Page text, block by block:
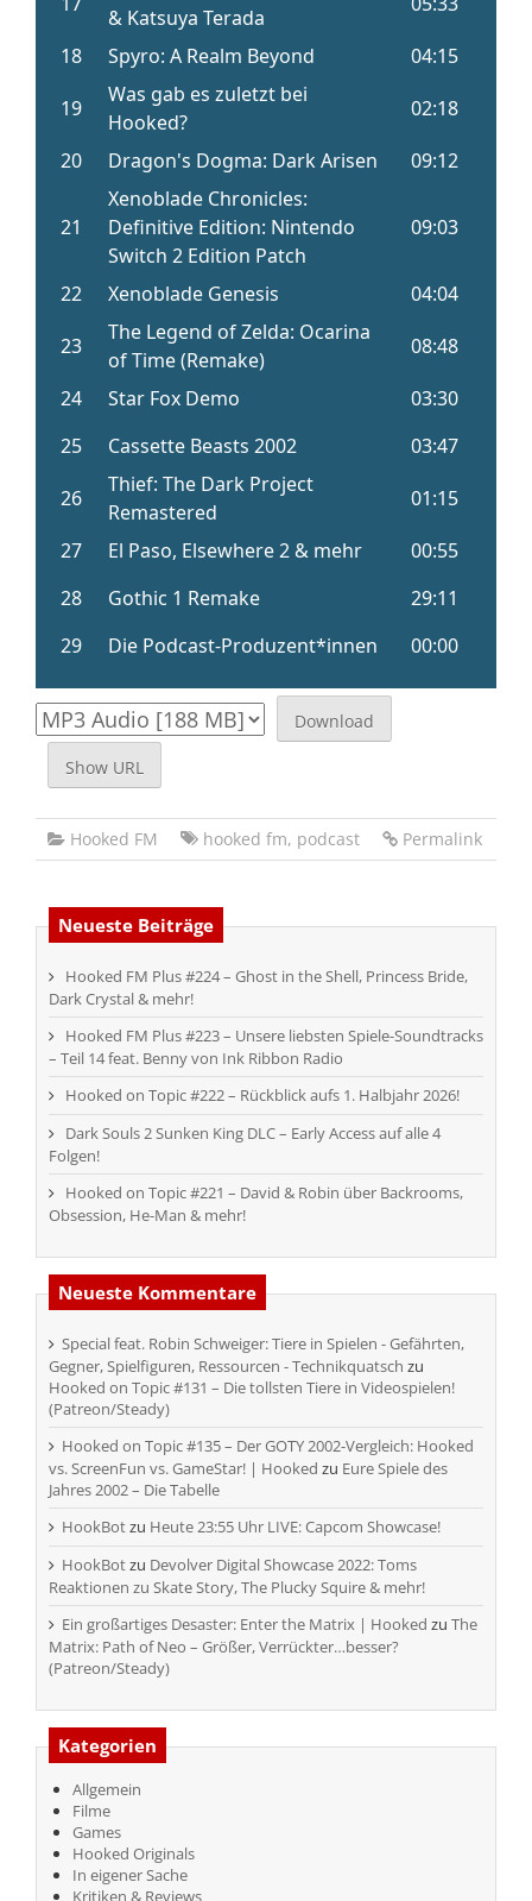
Download
Show URL
Hooked FM hooked fm, podcast Permalink
Neueste Beiträge
Hooked FM Plus #224 – Ghost in the Shell, Princess Bride,
Dark Crystal & mehr!
Hooked FM Plus #223 – Unsere liebsten Spiele-Soundtracks
– Teil 14 feat. Benny von Ink Ribbon Radio
Hooked on Topic #222 – Rückblick aufs 1. Halbjahr 2026!
Dark Souls 2 Sunken King DLC – Early Access auf alle 4
Folgen!
Hooked on Topic #221 – David & Robin über Backrooms,
Obsession, He-Man & mehr!
Neueste Kommentare
Special feat. Robin Schweiger: Tiere in Spielen - Gefährten,
Gegner, Spielfiguren, Ressourcen - Technikquatsch zu
Hooked on Topic #131 – Die tollsten Tiere in Videospielen!
(Patreon/Steady)
Hooked on Topic #135 – Der GOTY 2002-Vergleich: Hooked
vs. ScreenFun vs. GameStar! | Hooked zu Eure Spiele des
Jahres 2002 – Die Tabelle
HookBotzu Heute 23:55 Uhr LIVE: Capcom Showcase!
HookBotzu Devolver Digital Showcase 2022: Toms
Reaktionen zu Skate Story, The Plucky Squire & mehr!
Ein großartiges Desaster: Enter the Matrix | Hooked zu The
Matrix: Path of Neo – Größer, Verrückter…besser?
(Patreon/Steady)
Kategorien
Allgemein
Filme
Games
Hooked Originals
In eigener Sache
Kritiken & Reviews